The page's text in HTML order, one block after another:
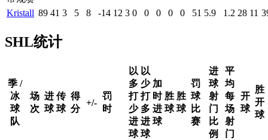
Kristall 89 41 3 5 8 -14 12 3 0 0 0 0 0 51 5.9 1.2 28 11
SHL统计
季 /
冰
球
队
场
次
进
球
传
球
得
分
+/-
罚
时
以
多
打
少
进
球
以
少
打
多
进
球
加
时
进
球
胜
球
胜
球
罚
球
比
赛
进
球
射
门
比
例
平
均
每
场
射
门
开
球
胜
开
球